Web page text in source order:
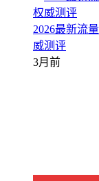
2026最新流
威测评
3月前